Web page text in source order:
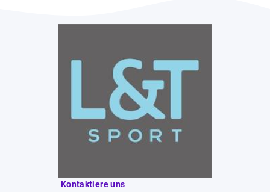
Kontaktiere uns